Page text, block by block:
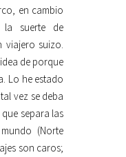
en cambio
la suerte de
viajero suizo.
de porque
Lo he estado
vez se deba
separa las
(Norte
son caros;